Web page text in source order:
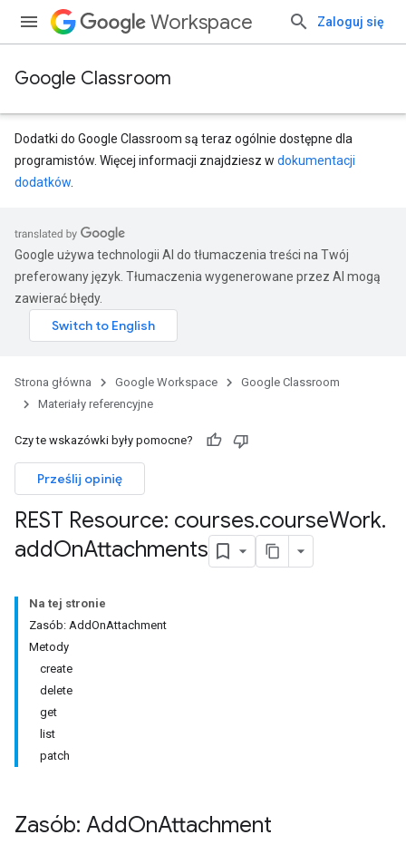
Workspace Zaloguj się
Google Classroom
Dodatki do Google Classroom są teraz ogólnie dostępne dla
programistów. Więcej informacji znajdziesz w dokumentacji
dodatków
Google używa technologii AI do tłumaczenia treści na Twój
preferowany język. Tłumaczenia wygenerowane przez AI mogą
zawierać błędy.
Strona główna Google Workspace
Google Classroom
Materiały referencyjne
Czy te wskazówki były pomocne?
Prześlij opinię
REST Resource: courses.courseWork.
addOnAttachments
Na tej stronie
Zasób: AddOnAttachment
Metody
create
delete
get
list
patch
Zasób: AddOnAttachment